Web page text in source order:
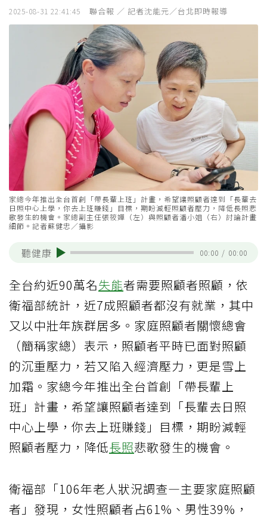
2025-08-31 22:41:45 聯合報 ／ 記者沈能元／台北即時報導
家總今年推出全台首創「帶長輩上班」計畫，希望讓照顧者達到「長輩去
日照中心上學，你去上班賺錢」目標，期盼減輕照顧者壓力，降低長照悲
歌發生的機會。家總副主任張筱嬋（左）與照顧者潘小姐（右）討論計畫
細節。記者蘇健忠／攝影
聽健康 00:00 / 00:00
全台約近90萬名失能者需要照顧者照顧，依
衛福部統計，近7成照顧者都沒有就業，其中
又以中壯年族群居多。家庭照顧者關懷總會
（簡稱家總）表示，照顧者平時已面對照顧
的沉重壓力，若又陷入經濟壓力，更是雪上
加霜。家總今年推出全台首創「帶長輩上
班」計畫，希望讓照顧者達到「長輩去日照
中心上學，你去上班賺錢」目標，期盼減輕
照顧者壓力，降低長照悲歌發生的機會。
衛福部「106年老人狀況調查—主要家庭照顧
者」發現，女性照顧者占61%、男性39%，